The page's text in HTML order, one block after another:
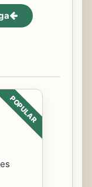
POPULAR